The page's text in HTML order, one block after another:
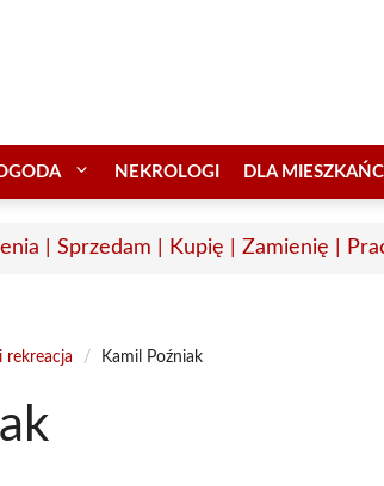
NEKROLOGI DLA
| Sprzedam | Kupię | Zamienię |
rekreacja / Kamil Poźniak